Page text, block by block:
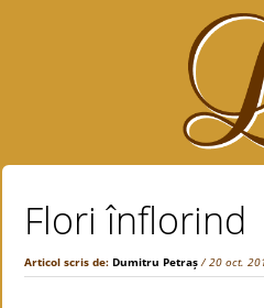
Flori înflorind
Articol scris de:Dumitru Petraș / 20 oct.